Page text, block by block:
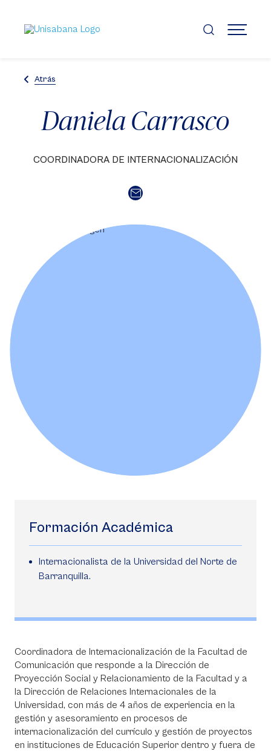
contenido
principal
MENÚ
Atrás
Daniela Carrasco
COORDINADORA DE INTERNACIONALIZACIÓN
Formación Académica
Internacionalista de la Universidad del Norte de
Barranquilla.
Coordinadora de Internacionalización de la Facultad de
Comunicación que responde a la Dirección de
Proyección Social y Relacionamiento de la Facultad y a
la Dirección de Relaciones Internacionales de la
Universidad, con más de 4 años de experiencia en la
gestión y asesoramiento en procesos de
internacionalización del currículo y gestión de proyectos
en instituciones de Educación Superior dentro y fuera de